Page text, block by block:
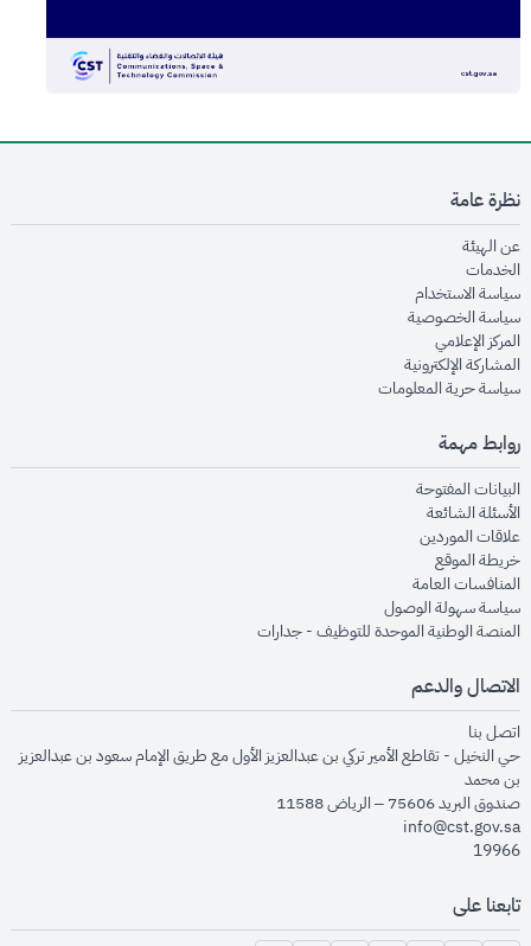
نظرة عامة
عن الهيئةopens in new window
الخدماتopens in new window
سياسة الاستخدام
سياسة الخصوصيةopens in new window
المركز الإعلاميopens in new window
المشاركة الإلكترونيةopens in new window
سياسة حرية المعلوماتopens in new window
روابط مهمة
البيانات المفتوحةopens in new window
الأسئلة الشائعةopens in new window
علاقات الموردينopens in new window
خريطة الموقعopens in new window
المنافسات العامةopens in new window
سياسة سهولة الوصولopens in new window
المنصة الوطنية الموحدة للتوظيف - جداراتopens in new window
الاتصال والدعم
اتصل بنا
حي النخيل - تقاطع الأمير تركي بن عبدالعزيز الأول مع طريق الإمام سعود بن عبدالعزيز
بن محمد
صندوق البريد 75606 – الرياض 11588
info@cst.gov.sa
19966
تابعنا على